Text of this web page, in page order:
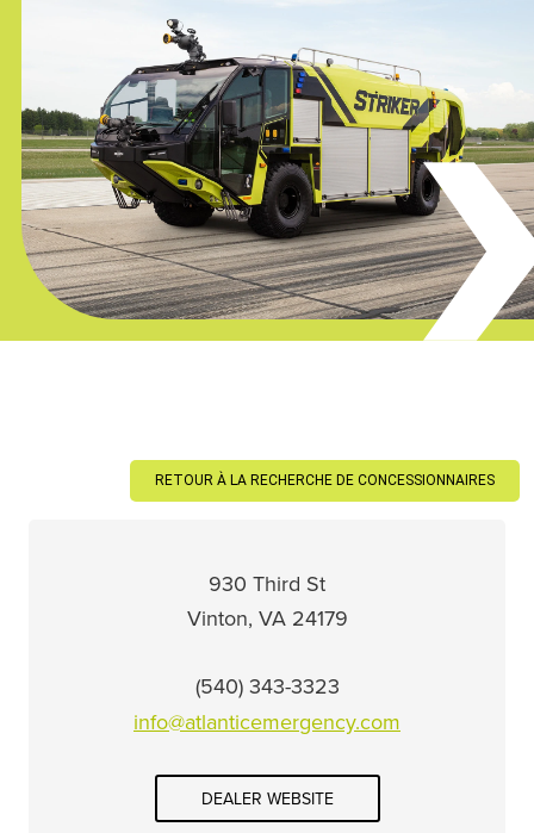
RETOUR À LA RECHERCHE DE CONCESSIONNAIRES
930 Third St
Vinton, VA 24179
(540) 343-3323
info@atlanticemergency.com
DEALER WEBSITE